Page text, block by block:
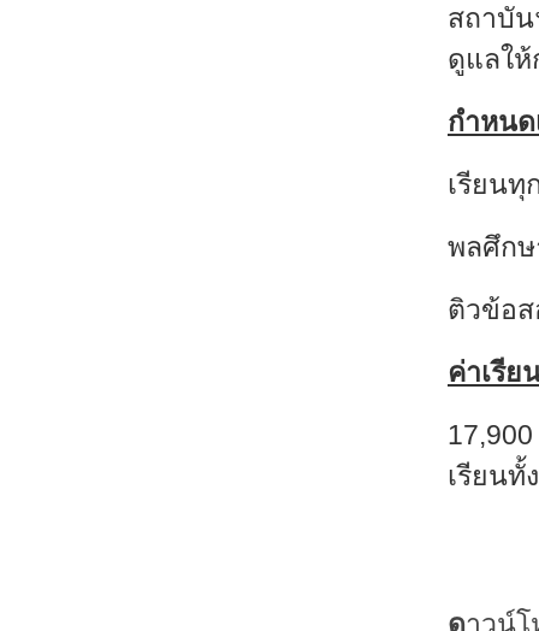
สถาบัน
ดูแลให้
กำหนด
เรียนทุ
พลศึกษ
ติวข้อส
ค่าเรีย
เรียนทั้
ดาวน์โ